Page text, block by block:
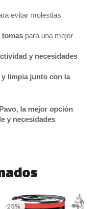
evitar molestias
tomas para una mejor
y necesidades
limpia junto con la
la mejor opción
y necesidades
-25%
-25%
El
precio
El
precio